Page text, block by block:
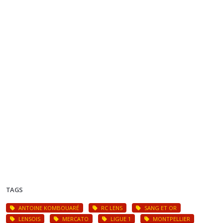
TAGS
ANTOINE KOMBOUARÉ RC LENS
SANG ET OR
LENSOIS
MERCATO LIGUE 1
MONTPELLIER